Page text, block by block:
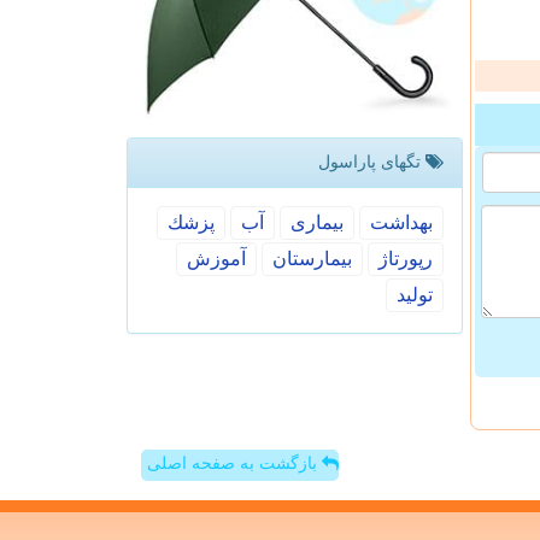
تگهای پاراسول
بهداشت بیماری آب
پزشك
رپورتاژ
بیمارستان
آموزش
تولید
بازگشت به صفحه اصلی